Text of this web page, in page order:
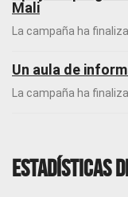
Mali
La campaña ha
Un aula de
La campaña ha
Estadísticas